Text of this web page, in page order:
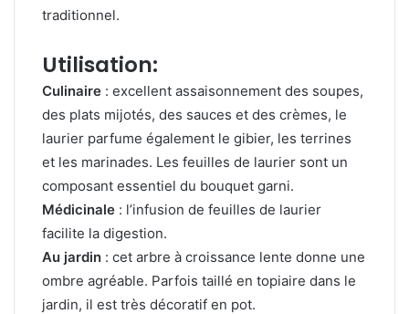
traditionnel.
Utilisation:
Culinaire : excellent assaisonnement des soupes,
des plats mijotés, des sauces et des crèmes, le
laurier parfume également le gibier, les terrines
et les marinades. Les feuilles de laurier sont un
composant essentiel du bouquet garni.
Médicinale : l’infusion de feuilles de laurier
facilite la digestion.
Au jardin : cet arbre à croissance lente donne une
ombre agréable. Parfois taillé en topiaire dans le
jardin, il est très décoratif en pot.